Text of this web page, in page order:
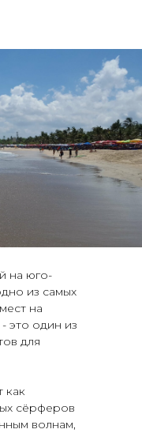
на юго-
из самых
на
это один из
для
как
сёрферов
волнам,